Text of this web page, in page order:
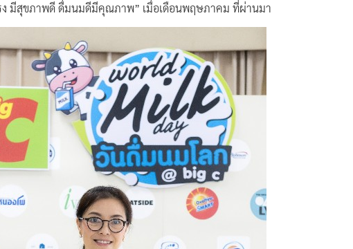
มีสุขภาพดี ดื่มนมดีมีคุณภาพ” เมื่อเดือนพฤษภาคม ที่ผ่านมา